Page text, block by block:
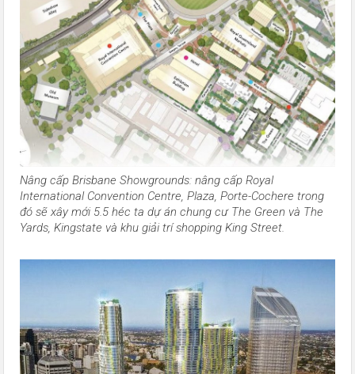
Nâng cấp Brisbane Showgrounds: nâng cấp Royal
International Convention Centre, Plaza, Porte-Cochere trong
đó sẽ xây mới 5.5 héc ta dự án chung cư The Green và The
Yards, Kingstate và khu giải trí shopping King Street.